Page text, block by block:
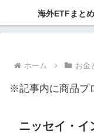
海外ETFまとめ
ホーム お金
※記事内に商品プ
ニッセイ・イ